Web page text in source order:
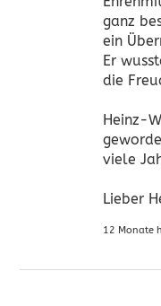
ganz
ein
Er
die
Heinz-
viele
Lieber
12 Monate